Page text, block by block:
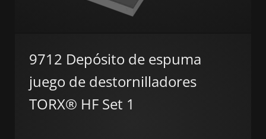
9712 Depósito de espuma
juego de destornilladores
TORX® HF Set 1